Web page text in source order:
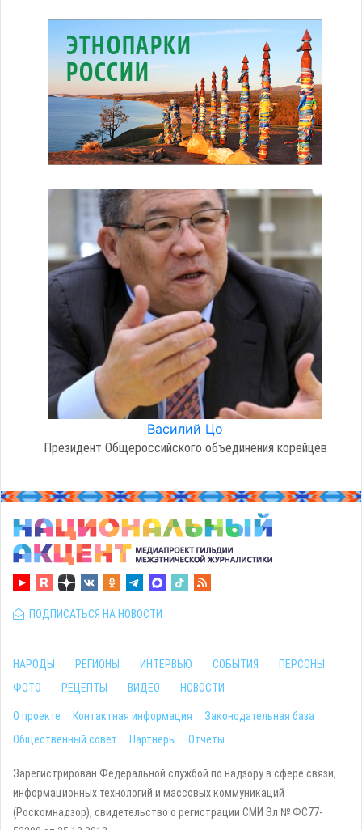
Василий Цо
Президент Общероссийского объединения корейцев
ПОДПИСАТЬСЯ НА НОВОСТИ
НАРОДЫ РЕГИОНЫ ИНТЕРВЬЮ СОБЫТИЯ
ПЕРСОНЫ
ФОТО
РЕЦЕПТЫ ВИДЕО НОВОСТИ
О проекте Контактная информация
Законодательная база
Общественный совет
Партнеры Отчеты
Зарегистрирован Федеральной службой по надзору в сфере связи,
информационных технологий и массовых коммуникаций
(Роскомнадзор), свидетельство о регистрации СМИ Эл № ФС77-